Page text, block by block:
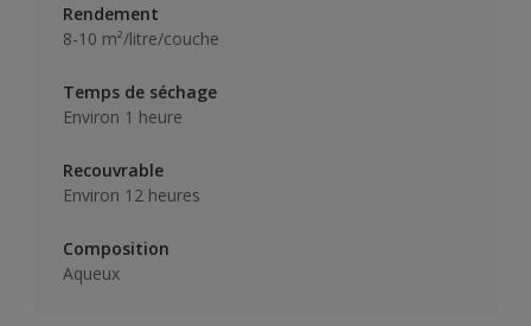
Rendement
8-10 m²/litre/couche
Temps de séchage
Environ 1 heure
Recouvrable
Environ 12 heures
Composition
Aqueux